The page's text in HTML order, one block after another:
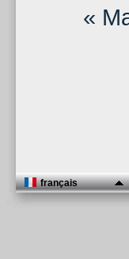
«
français